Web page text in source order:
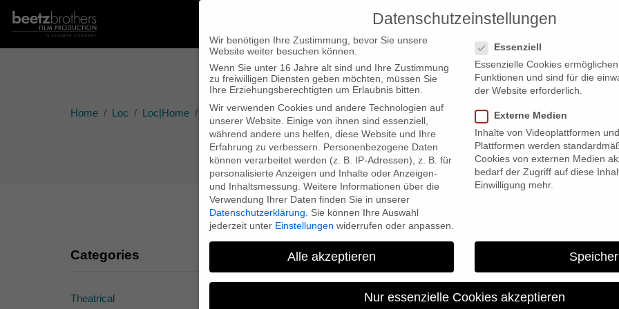
PRODUCTIONS
Home Loc Loc|Home THE ART OF MUSEUMS – Festival Selections and Award Nomination
THE ART OF MUSEUMS –
Award
Categories
Theatrical
Datenschutzeinstellungen
Wir benötigen Ihre Zustimmung, bevor Sie unsere
Website weiter besuchen können.
Wenn Sie unter 16 Jahre alt sind und Ihre Zustimmung
zu freiwilligen Diensten geben möchten, müssen Sie
Ihre Erziehungsberechtigten um Erlaubnis bitten.
Wir verwenden Cookies und andere Technologien auf
unserer Website. Einige von ihnen sind essenziell,
während andere uns helfen, diese Website und Ihre
Erfahrung zu verbessern.
Personenbezogene Daten
können verarbeitet werden (z. B. IP-Adressen), z. B. für
personalisierte Anzeigen und Inhalte oder Anzeigen-
und Inhaltsmessung. Weitere Informationen über die
Verwendung Ihrer Daten finden Sie in unserer
Datenschutzerklärung
Sie können Ihre Auswahl
jederzeit unter Einstellungen widerrufen oder anpassen.
Essenziell
Essenzielle Cookies
Funktionen und sind für die
der Website erforderlich.
Externe Medien
Inhalte von Videoplattformen
Plattformen werden
Cookies von externen Medien
bedarf der Zugriff auf diese
Einwilligung mehr.
Alle akzeptieren
Nur essenzielle Cookies akzeptieren